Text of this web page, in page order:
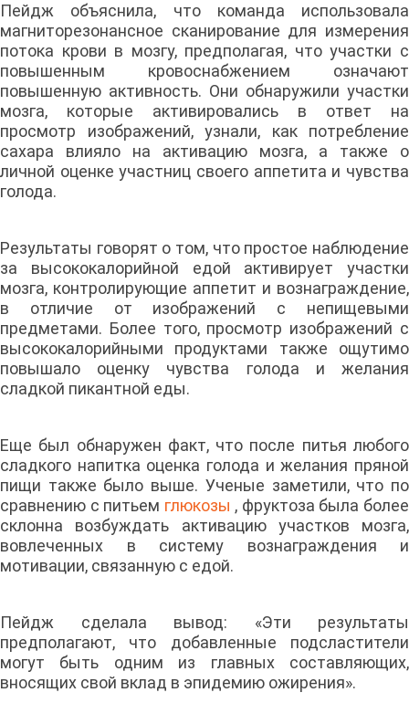
Пейдж объяснила, что команда использовала
магниторезонансное сканирование для измерения
потока крови в мозгу, предполагая, что участки с
повышенным кровоснабжением означают
повышенную активность. Они обнаружили участки
мозга, которые активировались в ответ на
просмотр изображений, узнали, как потребление
сахара влияло на активацию мозга, а также о
личной оценке участниц своего аппетита и чувства
голода.
Результаты говорят о том, что простое наблюдение
за высококалорийной едой активирует участки
мозга, контролирующие аппетит и вознаграждение,
в отличие от изображений с непищевыми
предметами. Более того, просмотр изображений с
высококалорийными продуктами также ощутимо
повышало оценку чувства голода и желания
сладкой пикантной еды.
Еще был обнаружен факт, что после питья любого
сладкого напитка оценка голода и желания пряной
пищи также было выше. Ученые заметили, что по
сравнению с питьем глюкозы , фруктоза была более
склонна возбуждать активацию участков мозга,
вовлеченных в систему вознаграждения и
мотивации, связанную с едой.
Пейдж сделала вывод: «Эти результаты
предполагают, что добавленные подсластители
могут быть одним из главных составляющих,
вносящих свой вклад в эпидемию ожирения».